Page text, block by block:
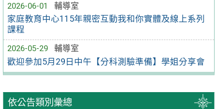
2026-06-01
輔導室
家庭教育中心115年親密互動我和你實體及線上系列
課程
2026-05-29
輔導室
歡迎參加5月29日中午【分科測驗準備】學姐分享會
依公告類別彙總